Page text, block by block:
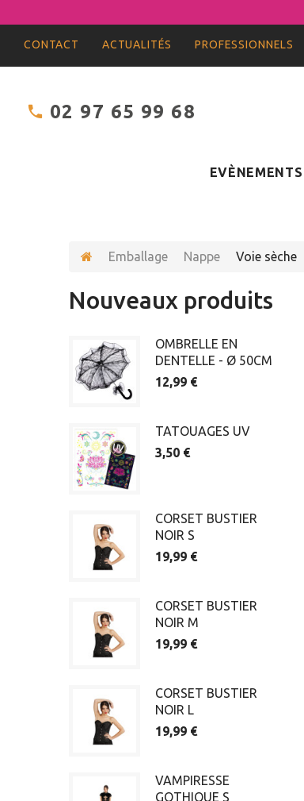
CONTACT ACTUALITÉS PROFESSIONNELS
02 97 65 99 68
EVÈNEMENTS
Emballage Nappe Voie sèche
Nouveaux produits
OMBRELLE EN
DENTELLE - Ø 50CM
12,99 €
TATOUAGES UV
3,50 €
CORSET BUSTIER
NOIR S
19,99 €
CORSET BUSTIER
NOIR M
19,99 €
CORSET BUSTIER
NOIR L
19,99 €
VAMPIRESSE
GOTHIQUE S